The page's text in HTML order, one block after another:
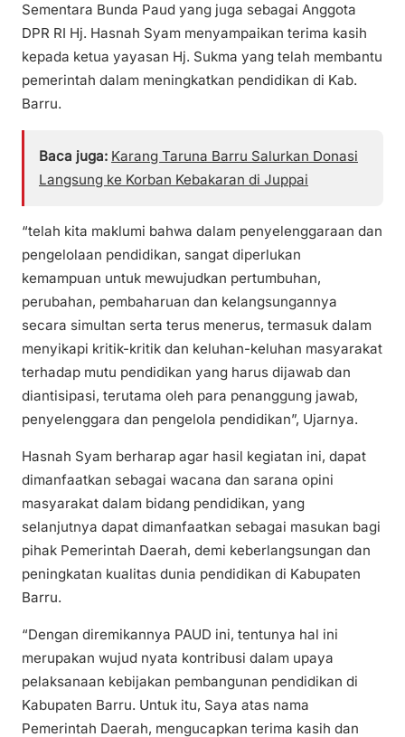
Sementara Bunda Paud yang juga sebagai Anggota
DPR RI Hj. Hasnah Syam menyampaikan terima kasih
kepada ketua yayasan Hj. Sukma yang telah membantu
pemerintah dalam meningkatkan pendidikan di Kab.
Barru.
Baca juga: Karang Taruna Barru Salurkan Donasi
Langsung ke Korban Kebakaran di Juppai
“telah kita maklumi bahwa dalam penyelenggaraan dan
pengelolaan pendidikan, sangat diperlukan
kemampuan untuk mewujudkan pertumbuhan,
perubahan, pembaharuan dan kelangsungannya
secara simultan serta terus menerus, termasuk dalam
menyikapi kritik-kritik dan keluhan-keluhan masyarakat
terhadap mutu pendidikan yang harus dijawab dan
diantisipasi, terutama oleh para penanggung jawab,
penyelenggara dan pengelola pendidikan”, Ujarnya.
Hasnah Syam berharap agar hasil kegiatan ini, dapat
dimanfaatkan sebagai wacana dan sarana opini
masyarakat dalam bidang pendidikan, yang
selanjutnya dapat dimanfaatkan sebagai masukan bagi
pihak Pemerintah Daerah, demi keberlangsungan dan
peningkatan kualitas dunia pendidikan di Kabupaten
Barru.
“Dengan diremikannya PAUD ini, tentunya hal ini
merupakan wujud nyata kontribusi dalam upaya
pelaksanaan kebijakan pembangunan pendidikan di
Kabupaten Barru. Untuk itu, Saya atas nama
Pemerintah Daerah, mengucapkan terima kasih dan